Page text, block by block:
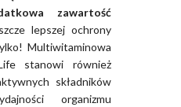
zawartość
lepszej ochrony
Multiwitaminowa
stanowi również
składników
organizmu